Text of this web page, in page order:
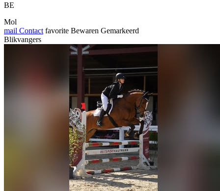
BE
Mol
mail Contact favorite Bewaren Gemarkeerd
Blikvangers